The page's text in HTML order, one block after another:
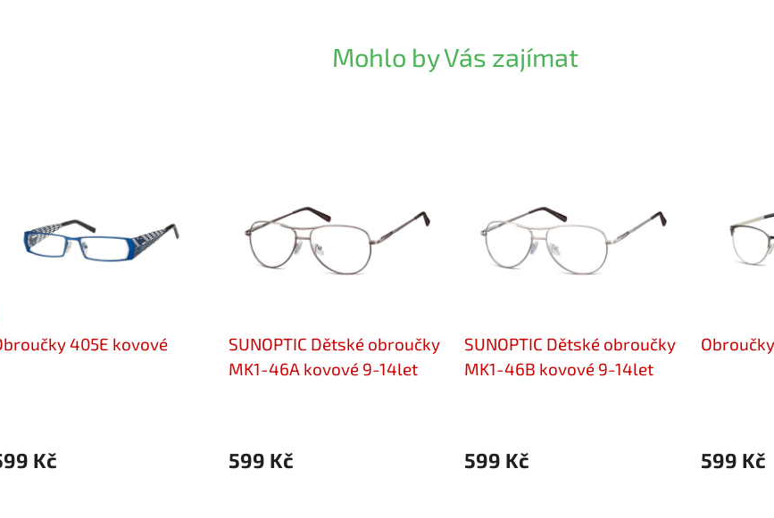
Mohlo by Vás zajímat
405E kovové
Kč
SUNOPTIC Dětské obroučky
MK1-46A kovové 9-14let
599 Kč
SUNOPTIC Dětské obroučky
MK1-46B kovové 9-14let
599 Kč 599 Kč